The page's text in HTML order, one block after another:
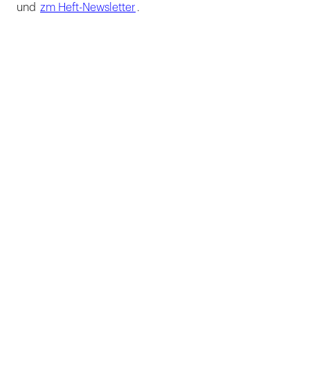
und zm Heft-Newsletter .